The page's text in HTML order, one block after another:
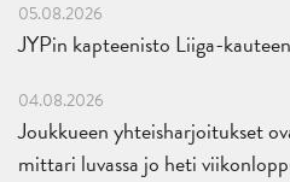
05.08.2026
JYPin kapteenisto Liiga-
04.08.2026
Joukkueen yhteisharjoitukset
mittari luvassa jo heti